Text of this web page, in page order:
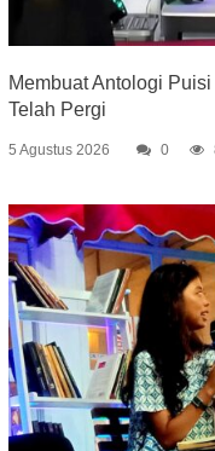
Membuat Antologi
Telah Pergi
5 Agustus 2026 0